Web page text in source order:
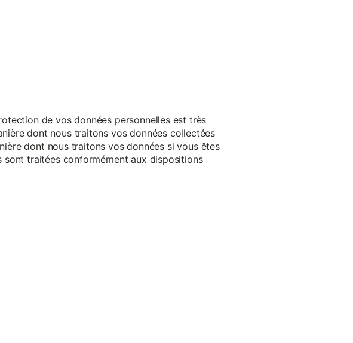
de vos données personnelles est très
dont nous traitons vos données collectées
dont nous traitons vos données si vous êtes
sont traitées conformément aux dispositions